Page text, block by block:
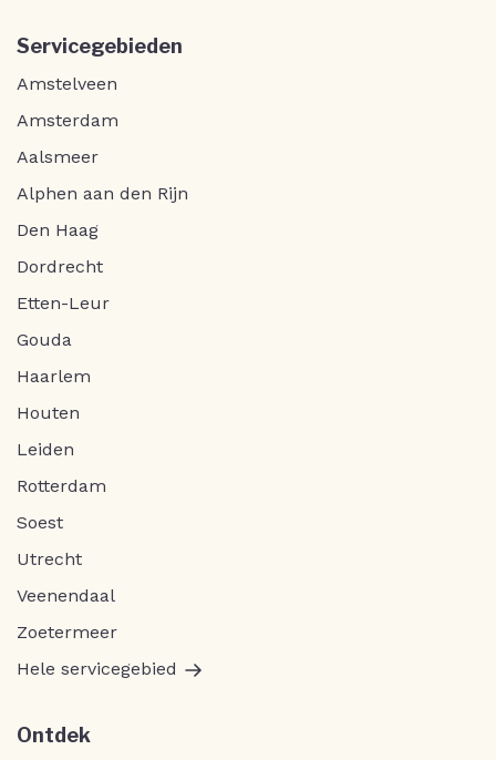
Servicegebieden
Amstelveen
Amsterdam
Aalsmeer
Alphen aan den Rijn
Den Haag
Dordrecht
Etten-Leur
Gouda
Haarlem
Houten
Leiden
Rotterdam
Soest
Utrecht
Veenendaal
Zoetermeer
Hele servicegebied
Ontdek